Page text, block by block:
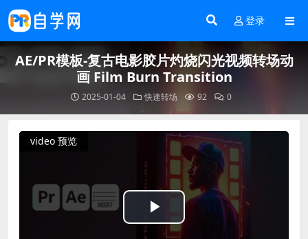
登录
AE/PR模板-复古电影胶片灼烧闪光视频转场动
画 Film Burn Transition
2025-01-04 快速转场 92 0
video 预览
Play